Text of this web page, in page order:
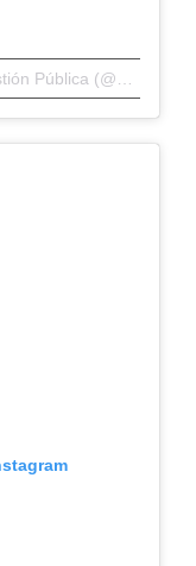
Una publicación compartida por Cuestión Pública (@cuestionp)